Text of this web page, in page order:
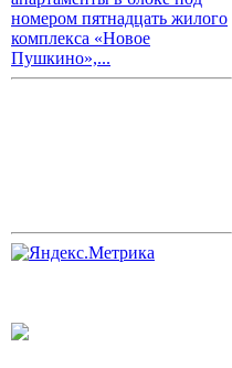
номером пятнадцать жилого
комплекса «Новое
Пушкино»,...